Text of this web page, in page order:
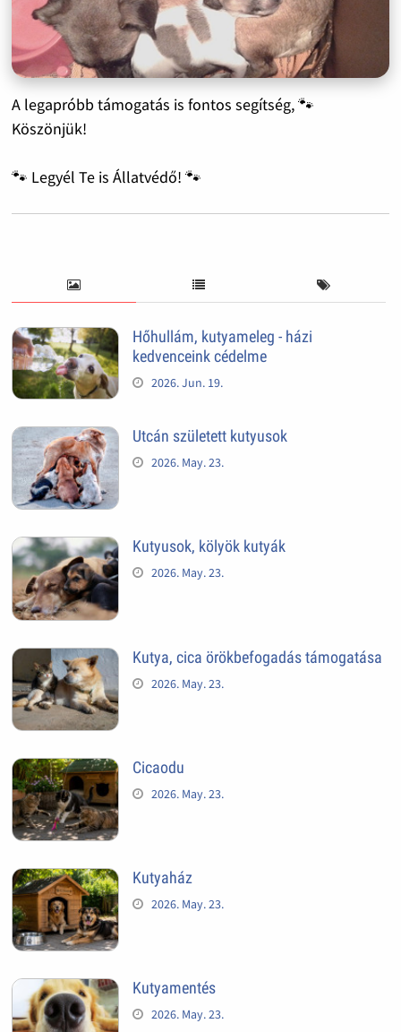
A legapróbb támogatás is fontos segítség, 🐾
Köszönjük!
🐾 Legyél Te is Állatvédő! 🐾
Hőhullám, kutyameleg - házi
kedvenceink cédelme
2026. Jun. 19.
Utcán született kutyusok
2026. May. 23.
Kutyusok, kölyök kutyák
2026. May. 23.
Kutya, cica örökbefogadás támogatása
2026. May. 23.
Cicaodu
2026. May. 23.
Kutyaház
2026. May. 23.
Kutyamentés
2026. May. 23.